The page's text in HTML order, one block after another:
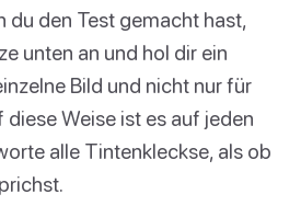
du den Test gemacht hast,
unten an und hol dir ein
Bild und nicht nur für
diese Weise ist es auf jeden
alle Tintenkleckse, als ob